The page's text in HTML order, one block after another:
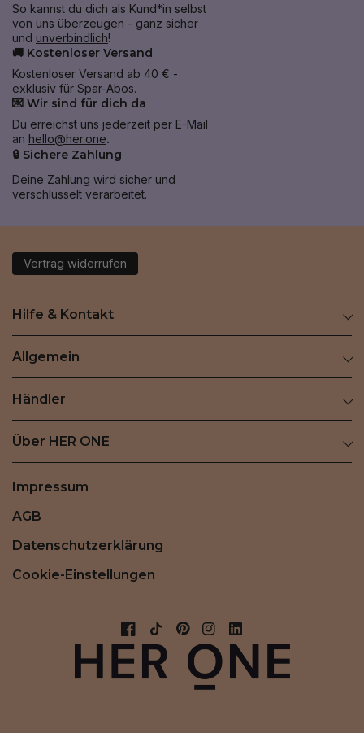
So kannst du dich als Kund*in selbst
von uns überzeugen - ganz sicher
und unverbindlich!
🚚 Kostenloser Versand
Kostenloser Versand ab 40 € -
exklusiv für Spar-Abos.
💌 Wir sind für dich da
Du erreichst uns jederzeit per E-Mail
an hello@her.one.
🔒 Sichere Zahlung
Deine Zahlung wird sicher und
verschlüsselt verarbeitet.
Vertrag widerrufen
Hilfe & Kontakt
Allgemein
Händler
Über HER ONE
Impressum
AGB
Datenschutzerklärung
Cookie-Einstellungen